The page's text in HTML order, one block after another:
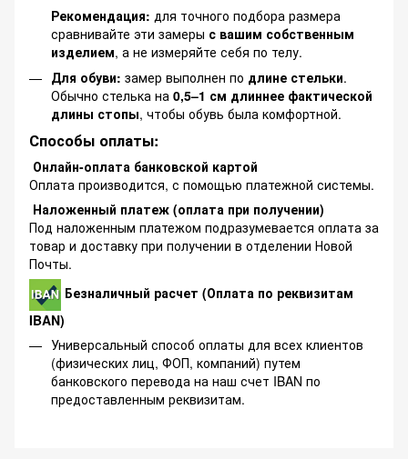
Рекомендация: для точного подбора размера
сравнивайте эти замеры с вашим собственным
изделием, а не измеряйте себя по телу.
Для обуви: замер выполнен по длине стельки.
Обычно стелька на 0,5–1 см длиннее фактической
длины стопы, чтобы обувь была комфортной.
Способы оплаты:
Онлайн-оплата банковской картой
Оплата производится, с помощью платежной системы.
Наложенный платеж (оплата при получении)
Под наложенным платежом подразумевается оплата за
товар и доставку при получении в отделении Новой
Почты.
Безналичный расчет (Оплата по реквизитам
IBAN)
Универсальный способ оплаты для всех клиентов
(физических лиц, ФОП, компаний) путем
банковского перевода на наш счет IBAN по
предоставленным реквизитам.